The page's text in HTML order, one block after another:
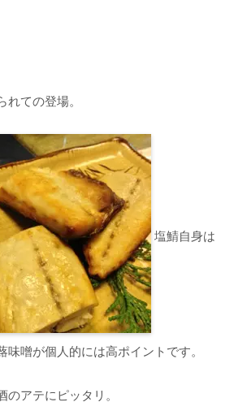
れての登場。
塩鯖自身は
味噌が個人的には高ポイントです。
のアテにピッタリ。